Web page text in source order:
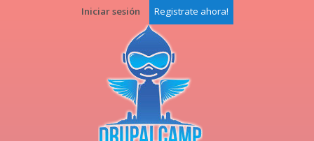
Pasar al
contenido
principal
Iniciar sesión Registrate ahora!